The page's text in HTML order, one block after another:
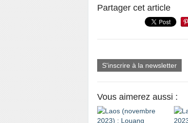
Partager cet article
S'inscrire à la newsletter
Vous aimerez aussi :